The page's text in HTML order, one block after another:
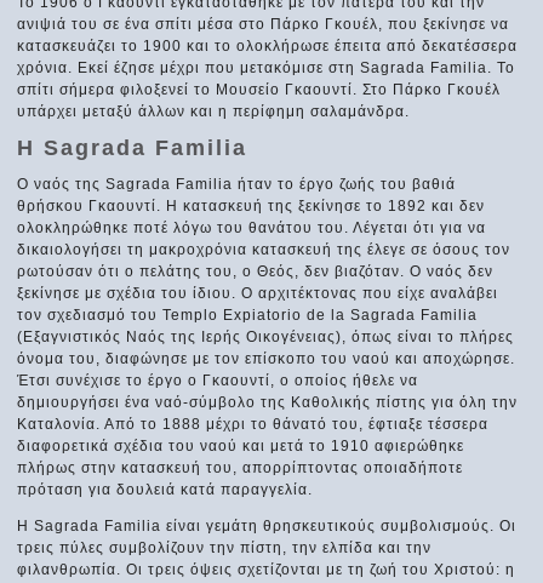
ανιψιά του σε ένα σπίτι μέσα στο Πάρκο Γκουέλ, που ξεκίνησε να
κατασκευάζει το 1900 και το ολοκλήρωσε έπειτα από δεκατέσσερα
χρόνια. Εκεί έζησε μέχρι που μετακόμισε στη Sagrada Familia. Το
σπίτι σήμερα φιλοξενεί το Μουσείο Γκαουντί. Στο Πάρκο Γκουέλ
υπάρχει μεταξύ άλλων και η περίφημη σαλαμάνδρα.
H Sagrada Familia
Ο ναός της Sagrada Familia ήταν το έργο ζωής του βαθιά
θρήσκου Γκαουντί. Η κατασκευή της ξεκίνησε το 1892 και δεν
ολοκληρώθηκε ποτέ λόγω του θανάτου του. Λέγεται ότι για να
δικαιολογήσει τη μακροχρόνια κατασκευή της έλεγε σε όσους τον
ρωτούσαν ότι ο πελάτης του, ο Θεός, δεν βιαζόταν. Ο ναός δεν
ξεκίνησε με σχέδια του ίδιου. Ο αρχιτέκτονας που είχε αναλάβει
τον σχεδιασμό του Templo Expiatorio de la Sagrada Familia
(Εξαγνιστικός Ναός της Ιερής Οικογένειας), όπως είναι το πλήρες
όνομα του, διαφώνησε με τον επίσκοπο του ναού και αποχώρησε.
Έτσι συνέχισε το έργο ο Γκαουντί, ο οποίος ήθελε να
δημιουργήσει ένα ναό-σύμβολο της Καθολικής πίστης για όλη την
Καταλονία. Από το 1888 μέχρι το θάνατό του, έφτιαξε τέσσερα
διαφορετικά σχέδια του ναού και μετά το 1910 αφιερώθηκε
πλήρως στην κατασκευή του, απορρίπτοντας οποιαδήποτε
πρόταση για δουλειά κατά παραγγελία.
Η Sagrada Familia είναι γεμάτη θρησκευτικούς συμβολισμούς. Οι
τρεις πύλες συμβολίζουν την πίστη, την ελπίδα και την
φιλανθρωπία. Οι τρεις όψεις σχετίζονται με τη ζωή του Χριστού: η